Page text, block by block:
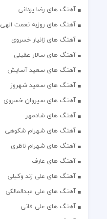
آهنگ های رضا یزدانی
آهنگ های روزبه نعمت الهی
آهنگ های زانیار خسروی
آهنگ های سالار عقیلی
آهنگ های سعید آسایش
آهنگ های سعید شهروز
آهنگ های سیروان خسروی
آهنگ های شادمهر
آهنگ های شهرام شکوهی
آهنگ های شهرام ناظری
آهنگ های عارف
آهنگ های علی زند وکیلی
آهنگ های علی عبدالمالکی
آهنگ های علی فانی